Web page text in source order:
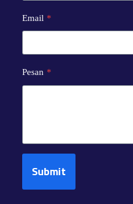
Email *
Pesan *
Submit